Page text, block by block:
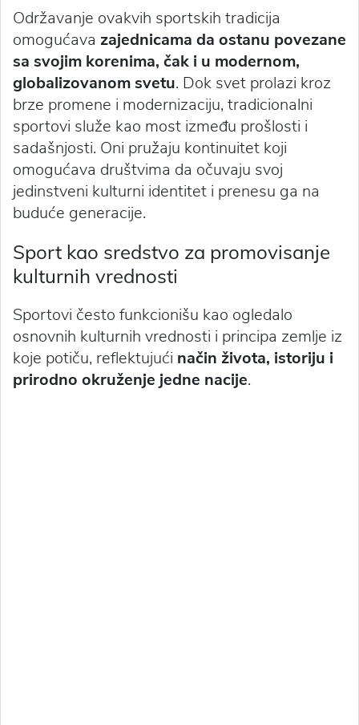
Održavanje ovakvih sportskih tradicija
omogućava zajednicama da ostanu povezane
sa svojim korenima, čak i u modernom,
globalizovanom svetu. Dok svet prolazi kroz
brze promene i modernizaciju, tradicionalni
sportovi služe kao most između prošlosti i
sadašnjosti. Oni pružaju kontinuitet koji
omogućava društvima da očuvaju svoj
jedinstveni kulturni identitet i prenesu ga na
buduće generacije.
Sport kao sredstvo za promovisanje
kulturnih vrednosti
Sportovi često funkcionišu kao ogledalo
osnovnih kulturnih vrednosti i principa zemlje iz
koje potiču, reflektujući način života, istoriju i
prirodno okruženje jedne nacije.